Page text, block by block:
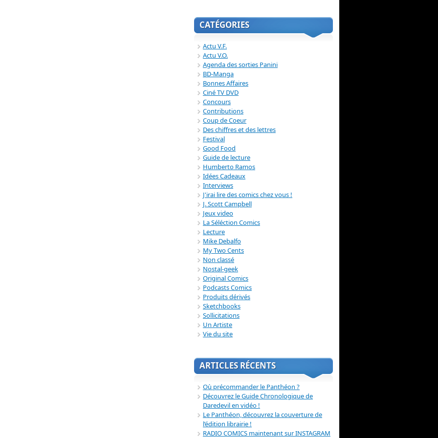
CATÉGORIES
Actu V.F.
Actu V.O.
Agenda des sorties Panini
BD-Manga
Bonnes Affaires
Ciné TV DVD
Concours
Contributions
Coup de Coeur
Des chiffres et des lettres
Festival
Good Food
Guide de lecture
Humberto Ramos
Idées Cadeaux
Interviews
J'irai lire des comics chez vous !
J. Scott Campbell
Jeux video
La Séléction Comics
Lecture
Mike Debalfo
My Two Cents
Non classé
Nostal-geek
Original Comics
Podcasts Comics
Produits dérivés
Sketchbooks
Sollicitations
Un Artiste
Vie du site
ARTICLES RÉCENTS
Où précommander le Panthéon ?
Découvrez le Guide Chronologique de
Daredevil en vidéo !
Le Panthéon, découvrez la couverture de
l’édition librairie !
RADIO COMICS maintenant sur INSTAGRAM